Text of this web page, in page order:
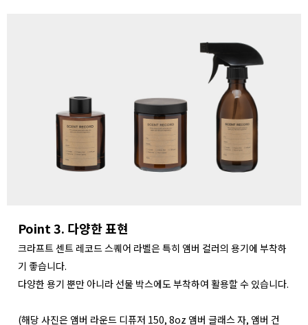
Point 3. 다양한 표현
크라프트 센트 레코드 스퀘어 라벨은 특히 앰버 컬러의 용기에 부착하
기 좋습니다.
다양한 용기 뿐만 아니라 선물 박스에도 부착하여 활용할 수 있습니다.
(해당 사진은 앰버 라운드 디퓨저 150, 8oz 앰버 글래스 자, 앰버 건